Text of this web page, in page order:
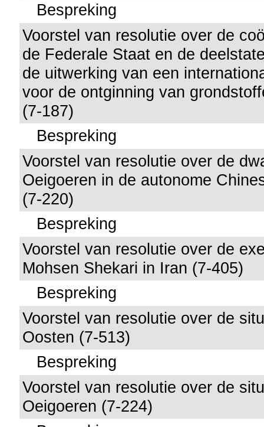
Bespreking
Voorstel van resolutie over de
de Federale Staat en de
de uitwerking van een
voor de ontginning van
(7-187)
Bespreking
Voorstel van resolutie over de
Oeigoeren in de autonome
(7-220)
Bespreking
Voorstel van resolutie over de
Mohsen Shekari in Iran (7-405)
Bespreking
Voorstel van resolutie over de
Oosten (7-513)
Bespreking
Voorstel van resolutie over de
Oeigoeren (7-224)